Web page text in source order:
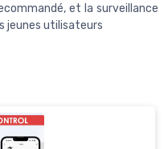
et la surveillance
jeunes utilisateurs